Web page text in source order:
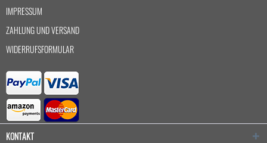
IMPRESSUM
ZAHLUNG UND VERSAND
WIDERRUFSFORMULAR
KONTAKT